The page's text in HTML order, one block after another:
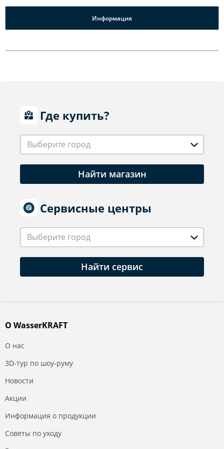
Информация
Где купить?
Выберите город
Найти магазин
Сервисные центры
Выберите город
Найти сервис
О WasserKRAFT
О нас
3D-тур по шоу-руму
Новости
Акции
Информация о продукции
Советы по уходу